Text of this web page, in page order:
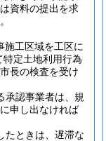
資料の提出を求
施工区域を工区に
定土地利用行為
長の検査を受け
承認事業者は、規
申し出なければ
たときは、遅滞な